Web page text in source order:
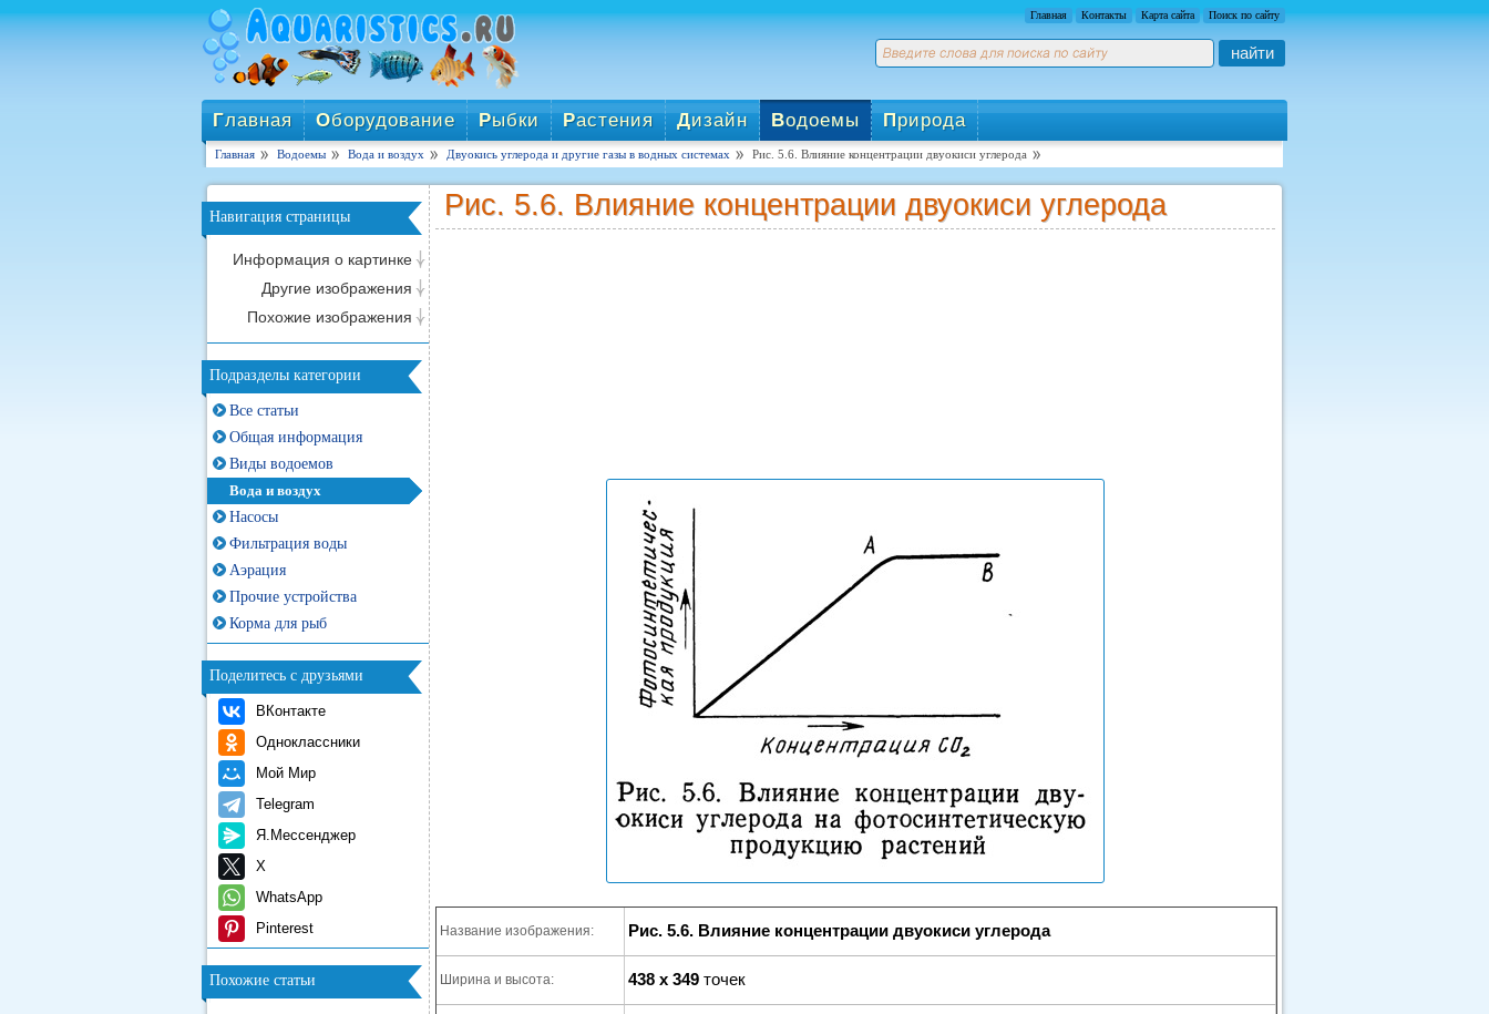
Главная Контакты Карта сайта Поиск по сайту
найти
Главная Оборудование Рыбки Растения Дизайн Водоемы Природа
Главная Водоемы Вода и воздух Двуокись углерода и другие газы в водных системах Рис. 5.6. Влияние концентрации двуокиси углерода
Навигация страницы
Информация о картинке
Другие изображения
Похожие изображения
Подразделы категории
Все статьи
Общая информация
Виды водоемов
Вода и воздух
Насосы
Фильтрация воды
Аэрация
Прочие устройства
Корма для рыб
Поделитесь с друзьями
ВКонтакте
Одноклассники
Мой Мир
Telegram
Я.Мессенджер
X
WhatsApp
Pinterest
Похожие статьи
Рис. 5.6. Влияние концентрации двуокиси углерода
Название изображения: Рис. 5.6. Влияние концентрации двуокиси углерода
Ширина и высота: 438 x 349 точек